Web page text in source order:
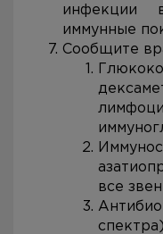
инфекции
иммунные
Сообщите
все